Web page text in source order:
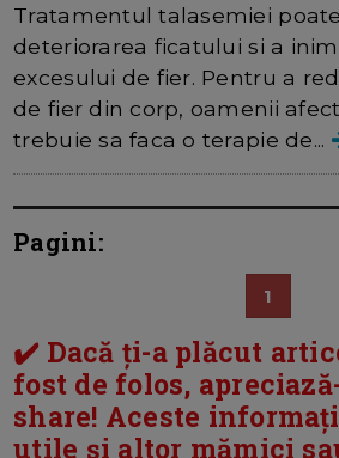
Tratamentul talasemiei
deteriorarea ficatului si a
excesului de fier. Pentru a
de fier din corp, oamenii
trebuie sa faca o terapie de...
Pagini:
1
✔️ Dacă ți-a plăcut
fost de folos,
share! Aceste
utile și altor mămici